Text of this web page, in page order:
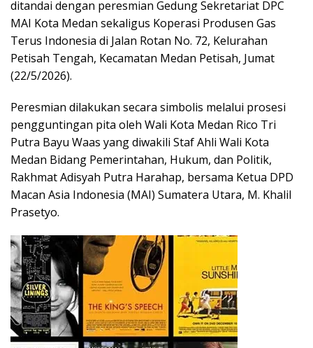
ditandai dengan peresmian Gedung Sekretariat DPC
MAI Kota Medan sekaligus Koperasi Produsen Gas
Terus Indonesia di Jalan Rotan No. 72, Kelurahan
Petisah Tengah, Kecamatan Medan Petisah, Jumat
(22/5/2026).
Peresmian dilakukan secara simbolis melalui prosesi
pengguntingan pita oleh Wali Kota Medan Rico Tri
Putra Bayu Waas yang diwakili Staf Ahli Wali Kota
Medan Bidang Pemerintahan, Hukum, dan Politik,
Rakhmat Adisyah Putra Harahap, bersama Ketua DPD
Macan Asia Indonesia (MAI) Sumatera Utara, M. Khalil
Prasetyo.